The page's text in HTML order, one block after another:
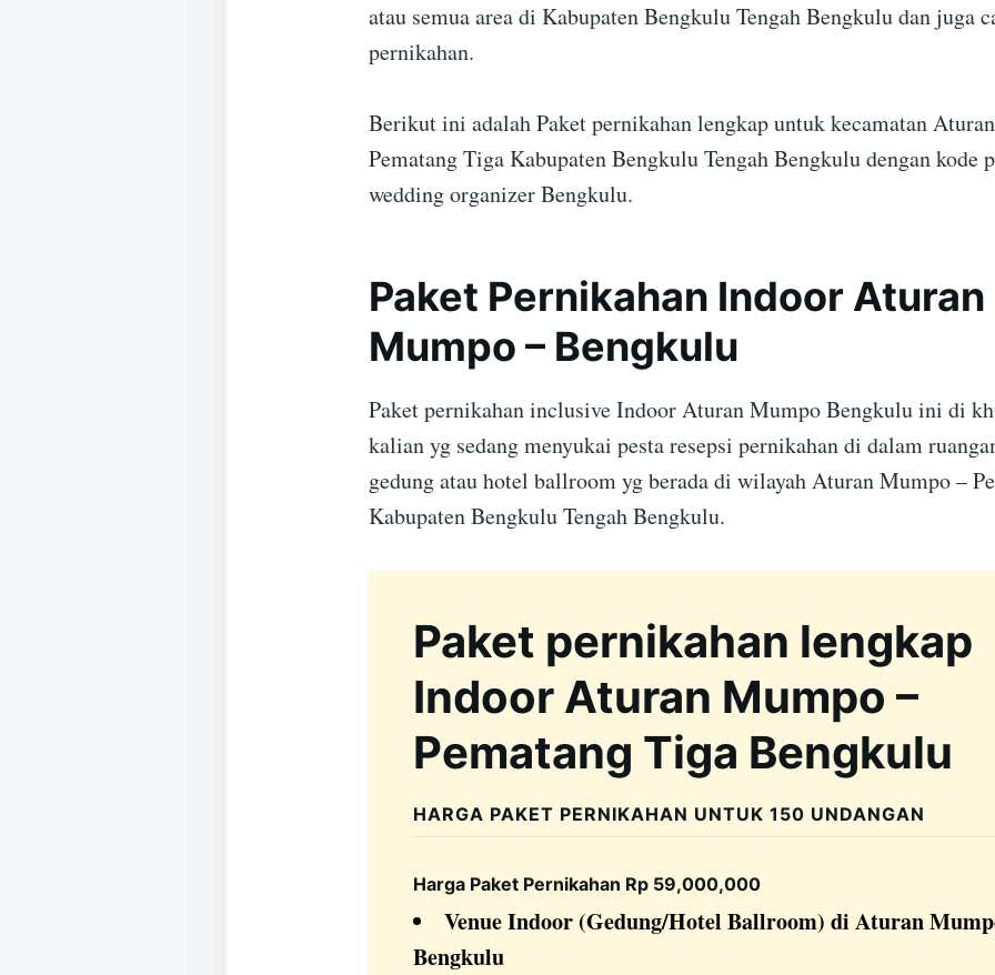
atau semua area di Kabupaten Bengkulu Tengah Bengkulu dan juga
pernikahan.
Berikut ini adalah Paket pernikahan lengkap untuk kecamatan
Pematang Tiga Kabupaten Bengkulu Tengah Bengkulu dengan kode
wedding organizer Bengkulu.
Paket Pernikahan Indoor Aturan
Mumpo – Bengkulu
Paket pernikahan inclusive Indoor Aturan Mumpo Bengkulu ini di
kalian yg sedang menyukai pesta resepsi pernikahan di dalam
gedung atau hotel ballroom yg berada di wilayah Aturan Mumpo –
Kabupaten Bengkulu Tengah Bengkulu.
Paket pernikahan lengkap
Indoor Aturan Mumpo –
Pematang Tiga Bengkulu
HARGA PAKET PERNIKAHAN UNTUK 150 UNDANGAN
Harga Paket Pernikahan Rp 59,000,000
Venue Indoor (Gedung/Hotel Ballroom) di Aturan
Bengkulu